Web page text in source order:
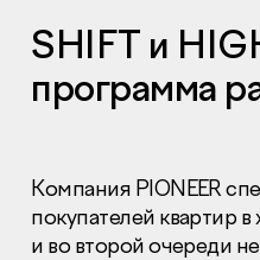
SHIFT и
программа
Компания PIONEER
покупателей квартир
и во второй очереди